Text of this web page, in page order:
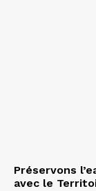
Préservons
avec le